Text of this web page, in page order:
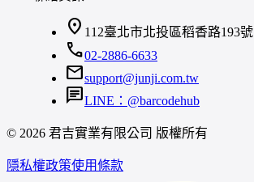
location_on 112臺北市北投區稻香路193號
call02-2886-6633
mailsupport@junji.com.tw
chatLINE：@barcodehub
© 2026 君吉實業有限公司 版權所有
隱私權政策使用條款